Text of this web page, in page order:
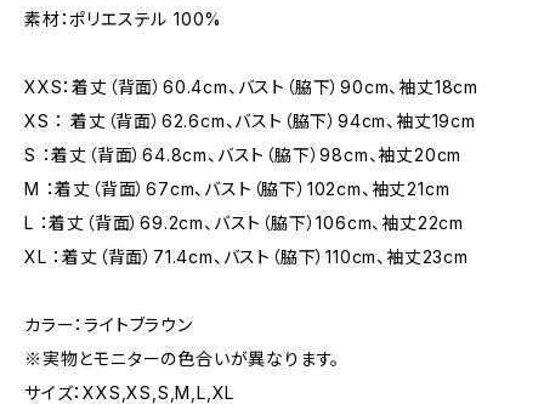
素材：ポリエステル 100%
XXS：着丈（背面）60.4cm、バスト（脇下）90cm、袖丈18cm
XS ： 着丈（背面）62.6cm、バスト（脇下）94cm、袖丈19cm
S ：着丈（背面）64.8cm、バスト（脇下）98cm、袖丈20cm
M ：着丈（背面）67cm、バスト（脇下）102cm、袖丈21cm
L ：着丈（背面）69.2cm、バスト（脇下）106cm、袖丈22cm
XL ：着丈（背面）71.4cm、バスト（脇下）110cm、袖丈23cm
カラー：ライトブラウン
※実物とモニターの色合いが異なります。
サイズ：XXS,XS,S,M,L,XL